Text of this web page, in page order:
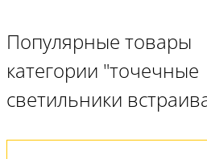
Популярные товары
категории "точечные
светильники